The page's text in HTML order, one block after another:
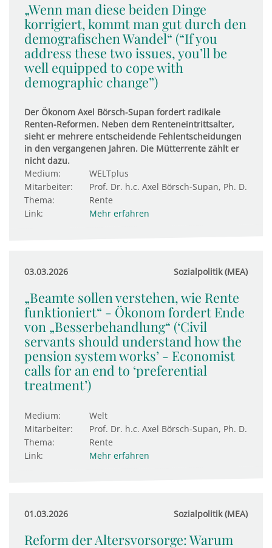
„Wenn man diese beiden Dinge
korrigiert, kommt man gut durch den
demografischen Wandel“ (“If you
address these two issues, you’ll be
well equipped to cope with
demographic change”)
Der Ökonom Axel Börsch-Supan fordert radikale
Renten-Reformen. Neben dem Renteneintrittsalter,
sieht er mehrere entscheidende Fehlentscheidungen
in den vergangenen Jahren. Die Mütterrente zählt er
nicht dazu.
Medium:
WELTplus
Mitarbeiter:
Prof. Dr. h.c. Axel Börsch-Supan, Ph. D.
Thema:
Rente
Link:
Mehr erfahren
03.03.2026 Sozialpolitik (MEA)
„Beamte sollen verstehen, wie Rente
funktioniert“ - Ökonom fordert Ende
von „Besserbehandlung“ (‘Civil
servants should understand how the
pension system works’ - Economist
calls for an end to ‘preferential
treatment’)
Medium:
Welt
Mitarbeiter:
Prof. Dr. h.c. Axel Börsch-Supan, Ph. D.
Thema:
Rente
Link:
Mehr erfahren
01.03.2026 Sozialpolitik (MEA)
Reform der Altersvorsorge: Warum